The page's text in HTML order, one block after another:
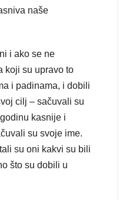
naše
i ako se ne
koji su upravo to
i padinama, i dobili
cilj – sačuvali su
kasnije i
su svoje ime.
su oni kakvi su bili
što su dobili u